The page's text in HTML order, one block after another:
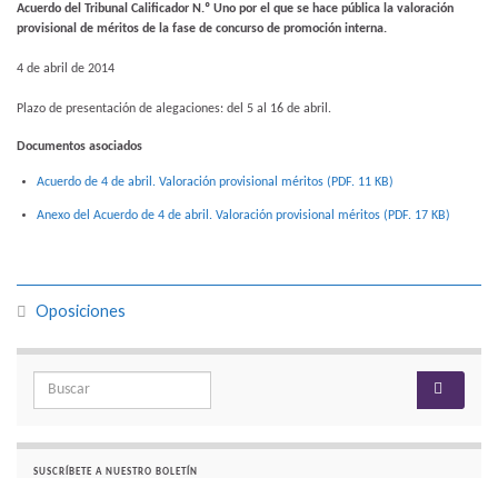
Acuerdo del Tribunal Calificador N.º Uno por el que se hace pública la valoración
provisional de méritos de la fase de concurso de promoción interna.
4 de abril de 2014
Plazo de presentación de alegaciones: del 5 al 16 de abril.
Documentos asociados
Acuerdo de 4 de abril. Valoración provisional méritos (PDF. 11 KB)
Anexo del Acuerdo de 4 de abril. Valoración provisional méritos (PDF. 17 KB)
Oposiciones
Search for:
SUSCRÍBETE A NUESTRO BOLETÍN